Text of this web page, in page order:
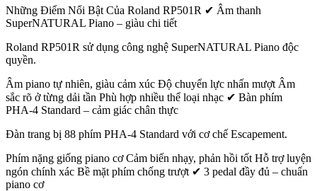
Những Điểm Nổi Bật Của Roland RP501R ✔ Âm thanh
SuperNATURAL Piano – giàu chi tiết
Roland RP501R sử dụng công nghệ SuperNATURAL Piano độc
quyền.
Âm piano tự nhiên, giàu cảm xúc Độ chuyển lực nhấn mượt Âm
sắc rõ ở từng dải tần Phù hợp nhiều thể loại nhạc ✔ Bàn phím
PHA-4 Standard – cảm giác chân thực
Đàn trang bị 88 phím PHA-4 Standard với cơ chế Escapement.
Phím nặng giống piano cơ Cảm biến nhạy, phản hồi tốt Hỗ trợ luyện
ngón chính xác Bề mặt phím chống trượt ✔ 3 pedal đầy đủ – chuẩn
piano cơ